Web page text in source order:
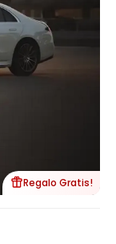
Regalo Gratis!